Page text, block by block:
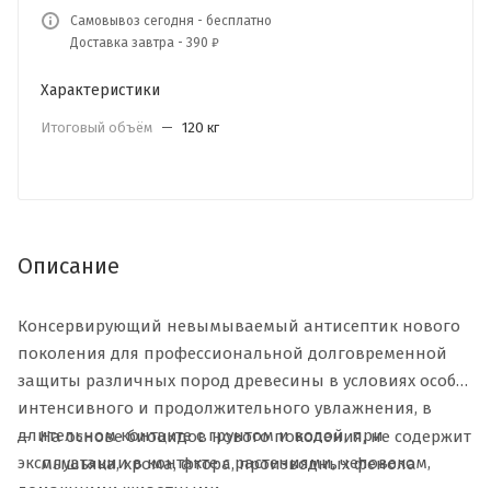
Самовывоз сегодня - бесплатно
Доставка завтра - 390 ₽
Характеристики
Итоговый объём — 120 кг
Описание
Консервирующий невымываемый антисептик нового
поколения для профессиональной долговременной
защиты различных пород древесины в условиях особо
интенсивного и продолжительного увлажнения, в
длительном контакте с грунтом и водой, при
эксплуатации в контакте с растениями, человеком,
На основе биоцидов нового поколения, не содержит
мышьяка, хрома, фтора, производных фенола